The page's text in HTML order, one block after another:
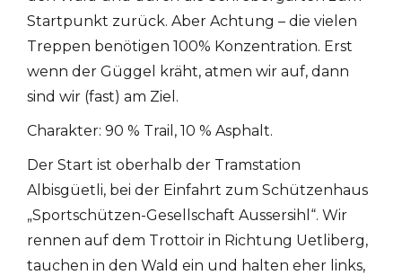
Startpunkt zurück. Aber Achtung – die vielen
Treppen benötigen 100% Konzentration. Erst
wenn der Güggel kräht, atmen wir auf, dann
sind wir (fast) am Ziel.
Charakter: 90 % Trail, 10 % Asphalt.
Der Start ist oberhalb der Tramstation
Albisgüetli, bei der Einfahrt zum Schützenhaus
„Sportschützen-Gesellschaft Aussersihl“. Wir
rennen auf dem Trottoir in Richtung Uetliberg,
tauchen in den Wald ein und halten eher links,